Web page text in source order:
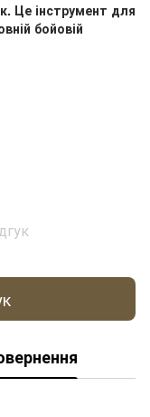
Це інструмент для
бойовій